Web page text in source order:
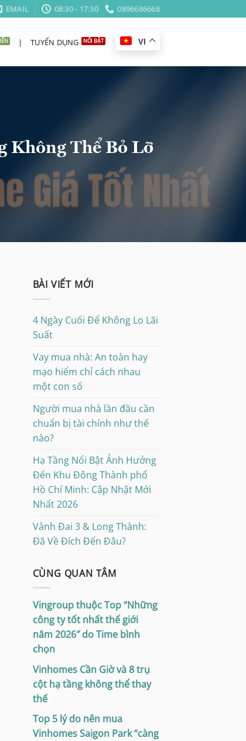
EMAIL 08:30 - 17:30 0896686668
| TUYỂN DỤNG VI
Không Thể Bỏ Lỡ
BÀI VIẾT MỚI
4 Ngày Cuối Để Không Lo Lãi
Suất
Vay mua nhà: An toàn hay
mạo hiểm chỉ cách nhau
một con số
Người mua nhà lần đầu cần
chuẩn bị tài chính như thế
nào?
Hạ Tầng Nổi Bật Ảnh Hưởng
Đến Khu Đông Thành phố
Hồ Chí Minh: Cập Nhật Mới
Nhất 2026
Vành Đai 3 & Long Thành:
Đã Về Đích Đến Đâu?
CÙNG QUAN TÂM
Vingroup thuộc Top “Những
công ty tốt nhất thế giới
năm 2026″ do Time bình
chọn
Vinhomes Cần Giờ và 8 trụ
cột hạ tầng không thể thay
thế
Top 5 lý do nên mua
Vinhomes Saigon Park “càng